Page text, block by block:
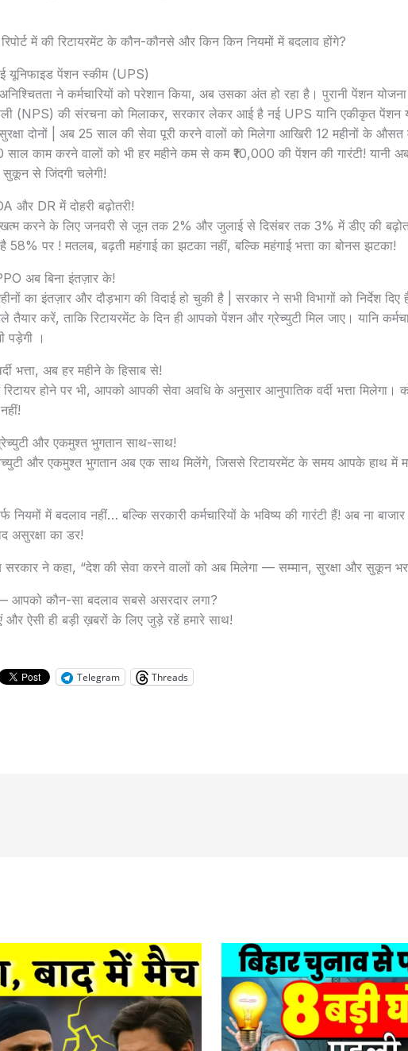
में की रिटायरमेंट के कौन-कौनसे और किन किन नियमों में बदलाव होंगे?
यूनिफाइड पेंशन स्कीम (UPS)
ने कर्मचारियों को परेशान किया, अब उसका अंत हो रहा है। पुरानी पेंशन
(NPS) की संरचना को मिलाकर, सरकार लेकर आई है नई UPS यानि एकीकृत पेंशन
दोनों | अब 25 साल की सेवा पूरी करने वालों को मिलेगा आखिरी 12 महीनों के
काम करने वालों को भी हर महीने कम से कम ₹10,000 की पेंशन की गारंटी! यानी अब
से जिंदगी चलेगी!
और DR में दोहरी बढ़ोतरी!
खत्म करने के लिए जनवरी से जून तक 2% और जुलाई से दिसंबर तक 3% में डीए की
58% पर ! मतलब, बढ़ती महंगाई का झटका नहीं, बल्कि महंगाई भत्ता का बोनस झटका!
अब बिना इंतज़ार के!
का इंतज़ार और दौड़भाग की विदाई हो चुकी है | सरकार ने सभी विभागों को निर्देश दिए
तैयार करें, ताकि रिटायरमेंट के दिन ही आपको पेंशन और ग्रेच्युटी मिल जाए। यानि
पड़ेगी ।
भत्ता, अब हर महीने के हिसाब से!
होने पर भी, आपको आपकी सेवा अवधि के अनुसार आनुपातिक वर्दी भत्ता मिलेगा।
और एकमुश्त भुगतान साथ-साथ!
और एकमुश्त भुगतान अब एक साथ मिलेंगे, जिससे रिटायरमेंट के समय आपके हाथ में
नियमों में बदलाव नहीं… बल्कि सरकारी कर्मचारियों के भविष्य की गारंटी हैं! अब ना बाजार
असुरक्षा का डर!
ने कहा, “देश की सेवा करने वालों को अब मिलेगा — सम्मान, सुरक्षा और सुकून भरा
— आपको कौन-सा बदलाव सबसे असरदार लगा?
ऐसी ही बड़ी ख़बरों के लिए जुड़े रहें हमारे साथ!
Telegram Threads